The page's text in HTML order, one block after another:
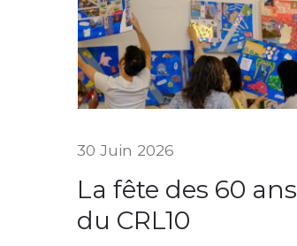
30 Juin 2026
La fête des 60 ans
du CRL10